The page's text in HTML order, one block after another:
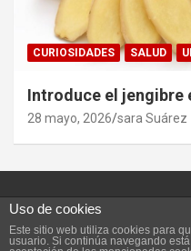
CURIOSIDADES SALUD
Introduce el jengibre
28 mayo, 2026 sara Suárez
Copyright ©2026Vivefeliz
Uso de cookies
Este sitio web utiliza cookies para
usuario. Si continúa navegando